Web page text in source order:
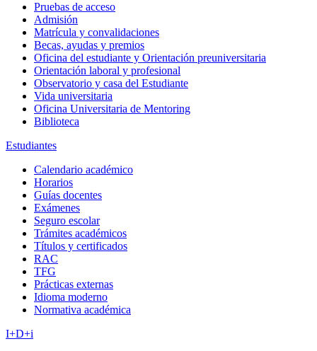
Pruebas de acceso
Admisión
Matrícula y convalidaciones
Becas, ayudas y premios
Oficina del estudiante y Orientación preuniversitaria
Orientación laboral y profesional
Observatorio y casa del Estudiante
Vida universitaria
Oficina Universitaria de Mentoring
Biblioteca
Estudiantes
Calendario académico
Horarios
Guías docentes
Exámenes
Seguro escolar
Trámites académicos
Títulos y certificados
RAC
TFG
Prácticas externas
Idioma moderno
Normativa académica
I+D+i